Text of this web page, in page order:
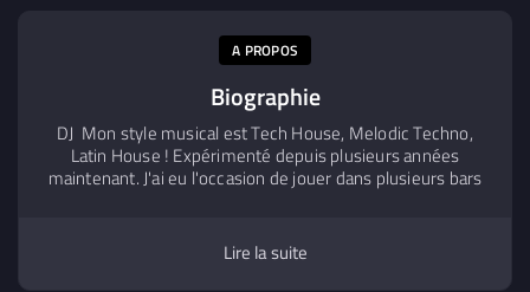
A PROPOS
Biographie
DJ Mon style musical est Tech House, Melodic Techno,
Latin House ! Expérimenté depuis plusieurs années
maintenant. J'ai eu l'occasion de jouer dans plusieurs bars
des soirées privées.
Lire la suite